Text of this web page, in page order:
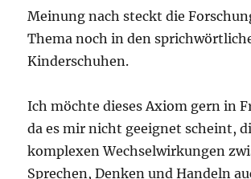
Meinung nach steckt die
Thema noch in den
Kinderschuhen.
Ich möchte dieses Axiom gern in
da es mir nicht geeignet scheint,
komplexen Wechselwirkungen
Sprechen, Denken und Handeln